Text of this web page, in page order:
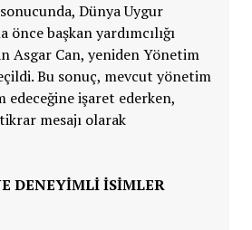
Dünya Uygur
önce başkan yardımcılığı
Asgar Can, yeniden Yönetim
Bu sonuç, mevcut yönetim
edeceğine işaret ederken,
mesajı olarak
DENEYİMLİ İSİMLER